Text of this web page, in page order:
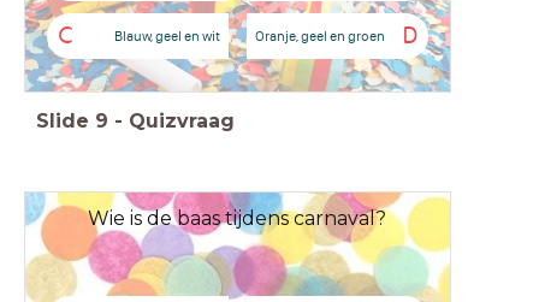
C Blauw, geel en wit D
Oranje, geel en groen
Slide 9 - Quizvraag
Wie is de baas tijdens carnaval?